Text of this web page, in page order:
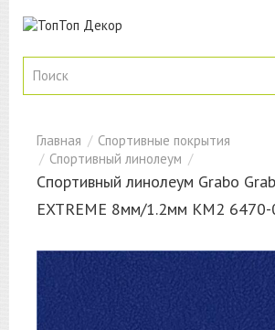
Спортивные покрытия
Спортивный линолеум
Спортивный линолеум Grabo
EXTREME 8мм/1.2мм КМ2